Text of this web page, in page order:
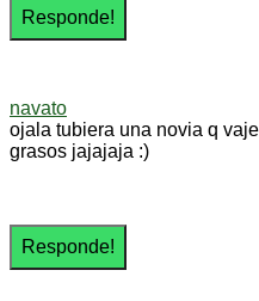
navato
ojala tubiera una novia q
grasos jajajaja :)